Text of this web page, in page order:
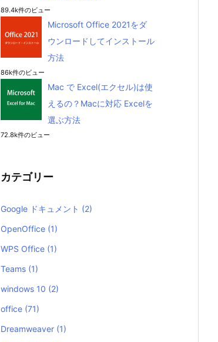
89.4k件のビュー
Microsoft Office 2021をダ
ウンロードしてインストール
方法
86k件のビュー
Mac で Excel(エクセル)は使
えるの？Macに対応 Excelを
選ぶ方法
72.8k件のビュー
カテゴリー
Google ドキュメント (2)
OpenOffice (1)
WPS Office (1)
Teams (1)
windows 10 (2)
office (71)
Dreamweaver (1)